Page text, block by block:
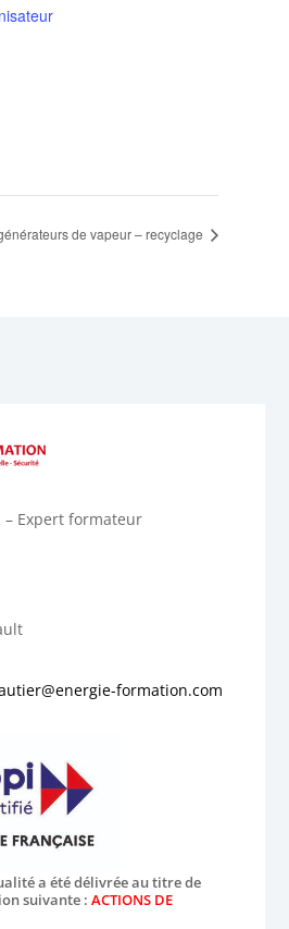
de vapeur – recyclage
– Expert formateur
formation.com
a été délivrée au titre de
suivante :ACTIONS DE